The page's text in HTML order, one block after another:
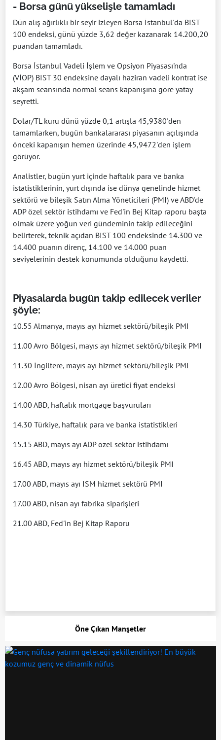
- Borsa günü yükselişle tamamladı
Dün alış ağırlıklı bir seyir izleyen Borsa İstanbul'da BIST
100 endeksi, günü yüzde 3,62 değer kazanarak 14.200,20
puandan tamamladı.
Borsa İstanbul Vadeli İşlem ve Opsiyon Piyasası'nda
(VİOP) BIST 30 endeksine dayalı haziran vadeli kontrat ise
akşam seansında normal seans kapanışına göre yatay
seyretti.
Dolar/TL kuru dünü yüzde 0,1 artışla 45,9380'den
tamamlarken, bugün bankalararası piyasanın açılışında
önceki kapanışın hemen üzerinde 45,9472'den işlem
görüyor.
Analistler, bugün yurt içinde haftalık para ve banka
istatistiklerinin, yurt dışında ise dünya genelinde hizmet
sektörü ve bileşik Satın Alma Yöneticileri (PMI) ve ABD'de
ADP özel sektör istihdamı ve Fed'in Bej Kitap raporu başta
olmak üzere yoğun veri gündeminin takip edileceğini
belirterek, teknik açıdan BIST 100 endeksinde 14.300 ve
14.400 puanın direnç, 14.100 ve 14.000 puan
seviyelerinin destek konumunda olduğunu kaydetti.
Piyasalarda bugün takip edilecek veriler
şöyle:
10.55 Almanya, mayıs ayı hizmet sektörü/bileşik PMI
11.00 Avro Bölgesi, mayıs ayı hizmet sektörü/bileşik PMI
11.30 İngiltere, mayıs ayı hizmet sektörü/bileşik PMI
12.00 Avro Bölgesi, nisan ayı üretici fiyat endeksi
14.00 ABD, haftalık mortgage başvuruları
14.30 Türkiye, haftalık para ve banka istatistikleri
15.15 ABD, mayıs ayı ADP özel sektör istihdamı
16.45 ABD, mayıs ayı hizmet sektörü/bileşik PMI
17.00 ABD, mayıs ayı ISM hizmet sektörü PMI
17.00 ABD, nisan ayı fabrika siparişleri
21.00 ABD, Fed'in Bej Kitap Raporu
Öne Çıkan Manşetler